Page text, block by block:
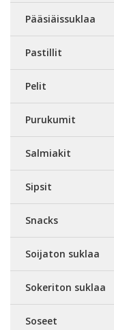
Pääsiäissuklaa
Pastillit
Pelit
Purukumit
Salmiakit
Sipsit
Snacks
Soijaton suklaa
Sokeriton suklaa
Soseet